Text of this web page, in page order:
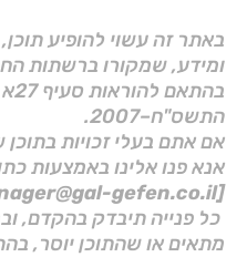
באתר זה עשוי להופיע
ומידע, שמקורו ברשתות
התשס"ח–2007.
אם אתם בעלי זכויות
אנא פנו אלינו באמצעות
[Manager@gal-gefen.co.il]
כל פנייה תיבדק בהקדם,
מתאים או שהתוכן יוסר,